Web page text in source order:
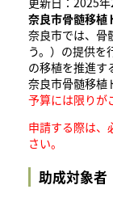
奈良市骨髄移植
奈良市では、骨
う。）の提供を
の移植を推進す
奈良市骨髄移植
予算には限りが
申請する際は、
さい。
助成対象者